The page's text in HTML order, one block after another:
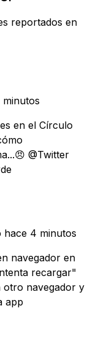
reportados en
minutos
en el Círculo
@Twitter
hace 4 minutos
navegador en
recargar"
otro navegador y
app